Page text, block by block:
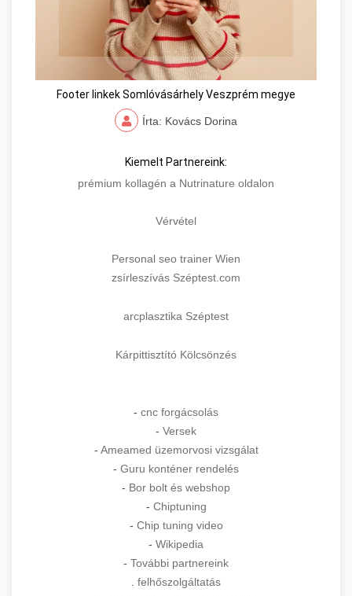
Footer linkek Somlóvásárhely Veszprém megye
Írta: Kovács Dorina
Kiemelt Partnereink:
prémium kollagén a Nutrinature oldalon
Vérvétel
Personal seo trainer Wien
zsírleszívás Széptest.com
arcplasztika Széptest
Kárpittisztító Kölcsönzés
- cnc forgácsolás
- Versek
- Ameamed üzemorvosi vizsgálat
- Guru konténer rendelés
- Bor bolt és webshop
- Chiptuning
- Chip tuning video
- Wikipedia
- További partnereink
. felhőszolgáltatás